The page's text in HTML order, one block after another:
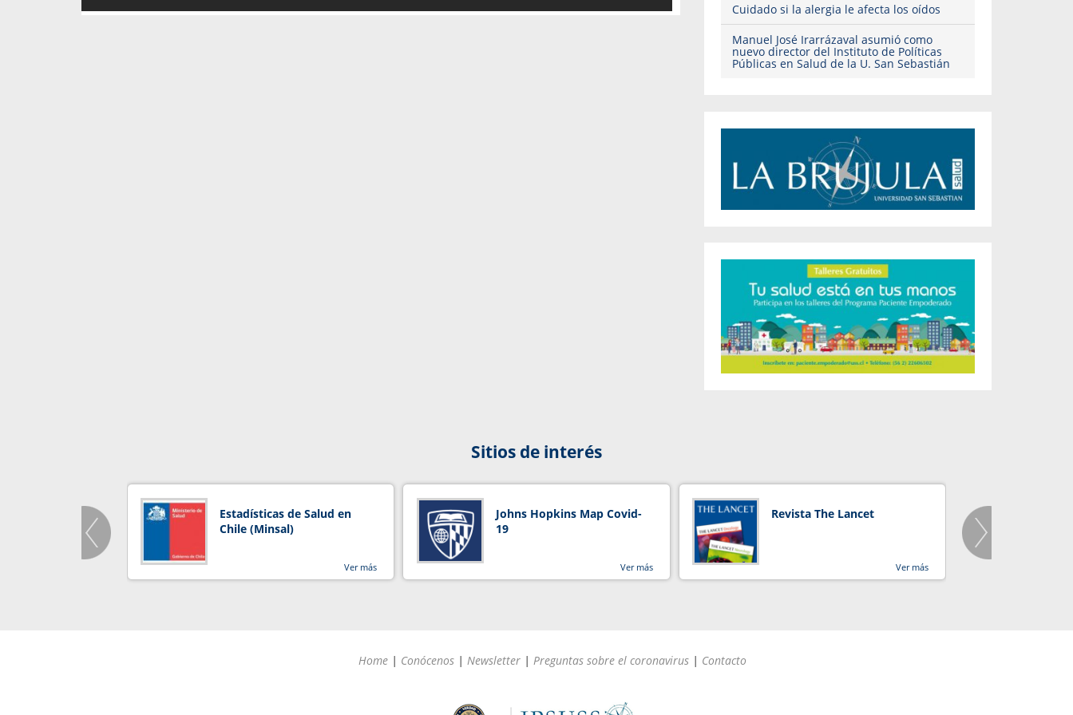
Cuidado si la alergia le afecta los oídos
Manuel José Irarrázaval asumió como
nuevo director del Instituto de Políticas
Públicas en Salud de la U. San Sebastián
Sitios de interés
Estadísticas de Salud en
Chile (Minsal)
Ver más
Johns Hopkins Map Covid-
19
Ver más
Revista The Lancet
Ver más
Home | Conócenos | Newsletter | Preguntas sobre el coronavirus | Contacto